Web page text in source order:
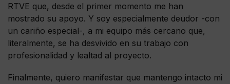
RTVE que, desde el primer momento me han
mostrado su apoyo. Y soy especialmente deudor -con
un cariño especial-, a mi equipo más cercano que,
literalmente, se ha desvivido en su trabajo con
profesionalidad y lealtad al proyecto.
Finalmente, quiero manifestar que mantengo intacto mi